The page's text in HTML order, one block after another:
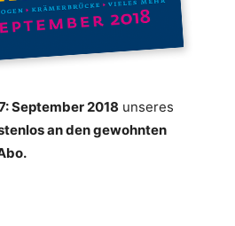
September 2018 unseres
an den gewohnten